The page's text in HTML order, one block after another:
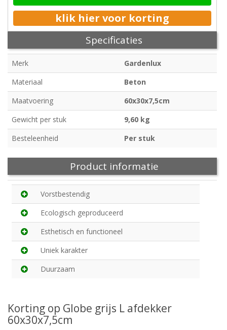
klik hier voor korting
Specificaties
Merk
Gardenlux
Materiaal
Beton
Maatvoering
60x30x7,5cm
Gewicht per stuk
9,60 kg
Besteleenheid
Per stuk
Product informatie
Vorstbestendig
Ecologisch geproduceerd
Esthetisch en functioneel
Uniek karakter
Duurzaam
Korting op Globe grijs L afdekker
60x30x7,5cm